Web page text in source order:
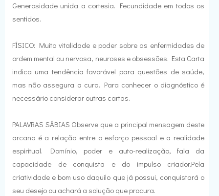
Generosidade unida a cortesia. Fecundidade em todos os
sentidos.
FÍSICO: Muita vitalidade e poder sobre as enfermidades de
ordem mental ou nervosa, neuroses e obsessões. Esta Carta
indica uma tendência favorável para questões de saúde,
mas não assegura a cura. Para conhecer o diagnóstico é
necessário considerar outras cartas.
PALAVRAS SÁBIAS Observe que a principal mensagem deste
arcano é a relação entre o esforço pessoal e a realidade
espiritual. Domínio, poder e auto-realização, fala da
capacidade de conquista e do impulso criador.Pela
criatividade e bom uso daquilo que já possui, conquistará o
seu desejo ou achará a solução que procura.